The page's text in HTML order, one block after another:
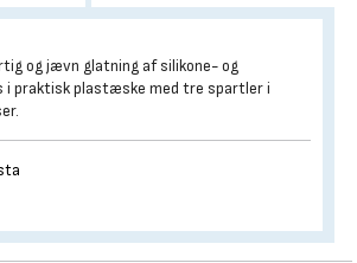
og jævn glatning af silikone- og
i praktisk plastæske med tre spartler i